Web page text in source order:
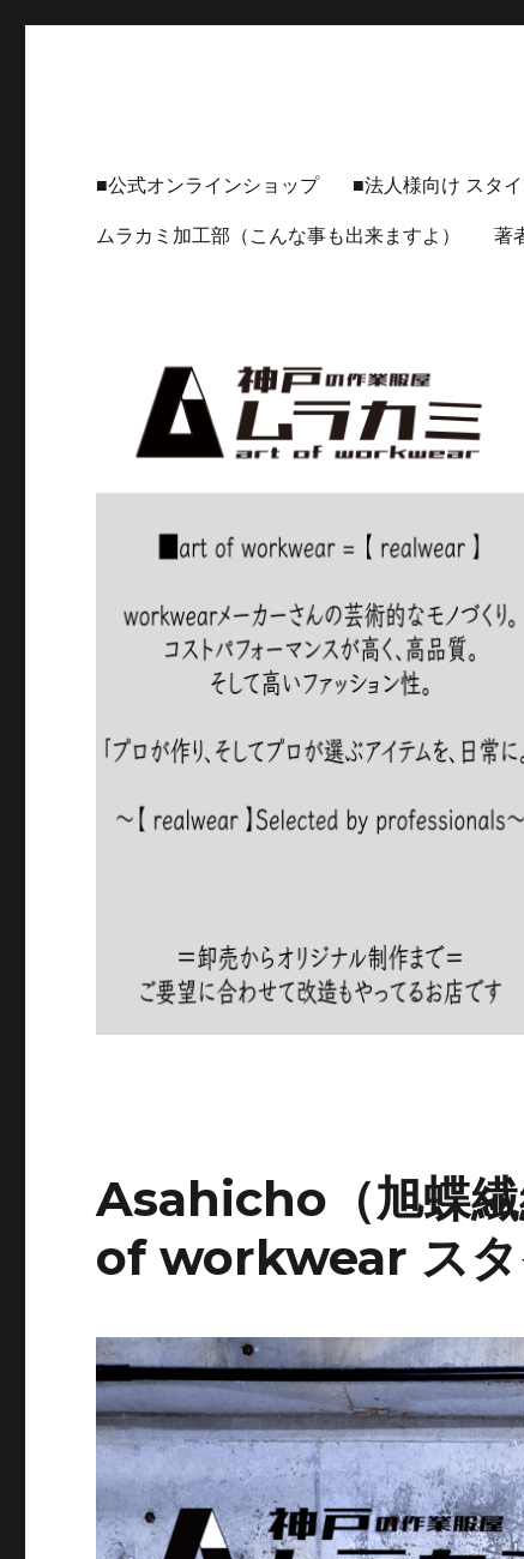
■公式オンラインショップ ■法人様向け スタ
ムラカミ加工部（こんな事も出来ますよ） 著
Asahicho（旭蝶
of workwear スタ